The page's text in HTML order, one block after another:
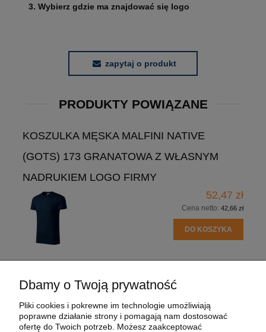
3. Wybierz gdzie ma znajdować się logo
zapytaj o produkt
PRODUKTY POWIĄZANE
KOSZULKA MĘSKA MALFINI NATIVE
(GOTS) 173 GRANATOWA Z WŁASNYM
NADRUKIEM LOGO FIRMY
52,47 zł
Cena netto: 42,66 zł
DO KOSZYKA
MOJE KONTO
Dbamy o Twoją prywatność
Pliki cookies i pokrewne im technologie umożliwiają
poprawne działanie strony i pomagają nam dostosować
ofertę do Twoich potrzeb. Możesz zaakceptować